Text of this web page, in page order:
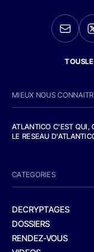
MIEUX NOUS
ATLANTICO C'EST QUI,
LE RESEAU
CATEGORIES
DECRYPTAGES
DOSSIERS
RENDEZ-VOUS